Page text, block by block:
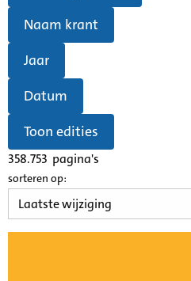
Naam krant
Jaar
Datum
Toon edities
358.753 pagina's
sorteren op: